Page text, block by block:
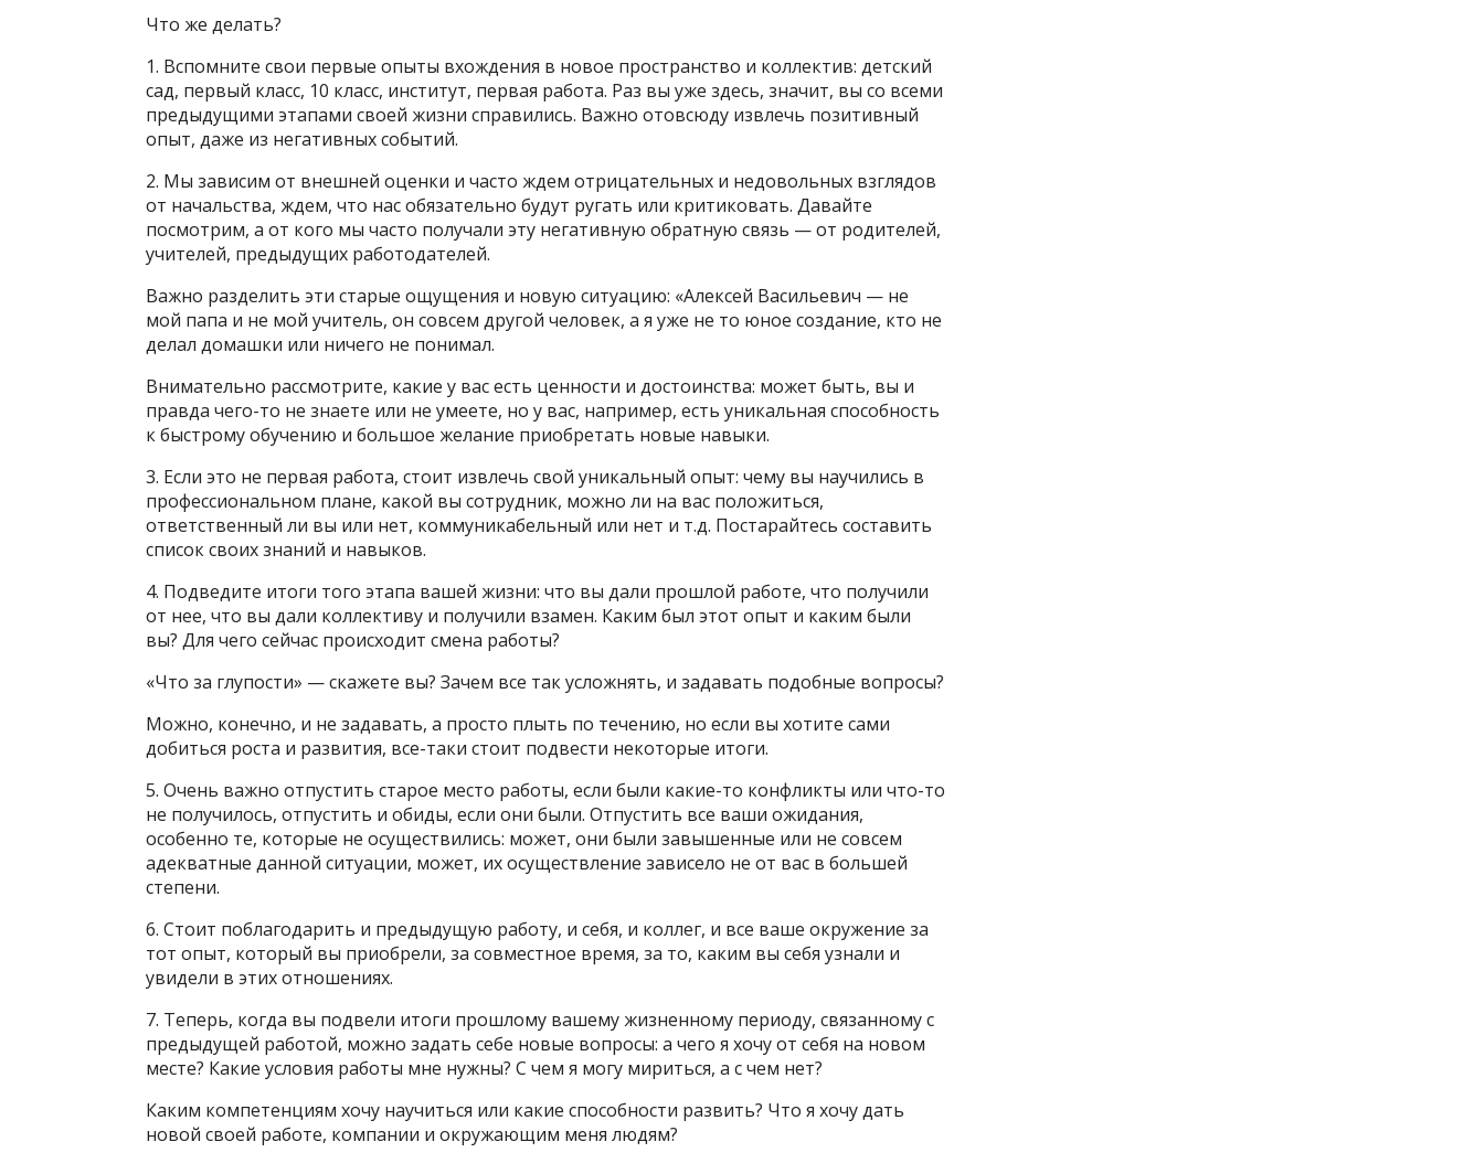
Что же делать?
1. Вспомните свои первые опыты вхождения в новое пространство и коллектив: детский
сад, первый класс, 10 класс, институт, первая работа. Раз вы уже здесь, значит, вы со всеми
предыдущими этапами своей жизни справились. Важно отовсюду извлечь позитивный
опыт, даже из негативных событий.
2. Мы зависим от внешней оценки и часто ждем отрицательных и недовольных взглядов
от начальства, ждем, что нас обязательно будут ругать или критиковать. Давайте
посмотрим, а от кого мы часто получали эту негативную обратную связь — от родителей,
учителей, предыдущих работодателей.
Важно разделить эти старые ощущения и новую ситуацию: «Алексей Васильевич — не
мой папа и не мой учитель, он совсем другой человек, а я уже не то юное создание, кто не
делал домашки или ничего не понимал.
Внимательно рассмотрите, какие у вас есть ценности и достоинства: может быть, вы и
правда чего-то не знаете или не умеете, но у вас, например, есть уникальная способность
к быстрому обучению и большое желание приобретать новые навыки.
3. Если это не первая работа, стоит извлечь свой уникальный опыт: чему вы научились в
профессиональном плане, какой вы сотрудник, можно ли на вас положиться,
ответственный ли вы или нет, коммуникабельный или нет и т.д. Постарайтесь составить
список своих знаний и навыков.
4. Подведите итоги того этапа вашей жизни: что вы дали прошлой работе, что получили
от нее, что вы дали коллективу и получили взамен. Каким был этот опыт и каким были
вы? Для чего сейчас происходит смена работы?
«Что за глупости» — скажете вы? Зачем все так усложнять, и задавать подобные вопросы?
Можно, конечно, и не задавать, а просто плыть по течению, но если вы хотите сами
добиться роста и развития, все-таки стоит подвести некоторые итоги.
5. Очень важно отпустить старое место работы, если были какие-то конфликты или что-то
не получилось, отпустить и обиды, если они были. Отпустить все ваши ожидания,
особенно те, которые не осуществились: может, они были завышенные или не совсем
адекватные данной ситуации, может, их осуществление зависело не от вас в большей
степени.
6. Стоит поблагодарить и предыдущую работу, и себя, и коллег, и все ваше окружение за
тот опыт, который вы приобрели, за совместное время, за то, каким вы себя узнали и
увидели в этих отношениях.
7. Теперь, когда вы подвели итоги прошлому вашему жизненному периоду, связанному с
предыдущей работой, можно задать себе новые вопросы: а чего я хочу от себя на новом
месте? Какие условия работы мне нужны? С чем я могу мириться, а с чем нет?
Каким компетенциям хочу научиться или какие способности развить? Что я хочу дать
новой своей работе, компании и окружающим меня людям?